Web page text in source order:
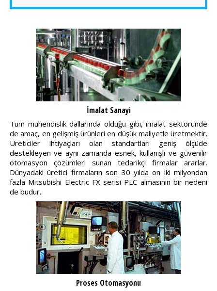
İmalat Sanayi
Tüm mühendislik dallarında olduğu gibi, imalat sektöründe
de amaç, en gelişmiş ürünleri en düşük maliyetle üretmektir.
Üreticiler ihtiyaçları olan standartları geniş ölçüde
destekleyen ve aynı zamanda esnek, kullanışlı ve güvenilir
otomasyon çözümleri sunan tedarikçi firmalar ararlar.
Dünyadaki üretici firmaların son 30 yılda on iki milyondan
fazla Mitsubishi Electric FX serisi PLC almasının bir nedeni
de budur.
Proses Otomasyonu